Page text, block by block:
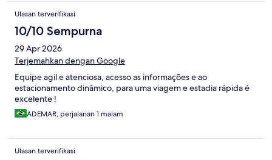
Ulasan terverifikasi
10/10 Sempurna
29 Apr 2026
Terjemahkan dengan Google
Equipe agil e atenciosa, acesso as informações e ao
estacionamento dinâmico, para uma viagem e estadia rápida é
excelente !
ADEMAR, perjalanan 1 malam
Ulasan terverifikasi